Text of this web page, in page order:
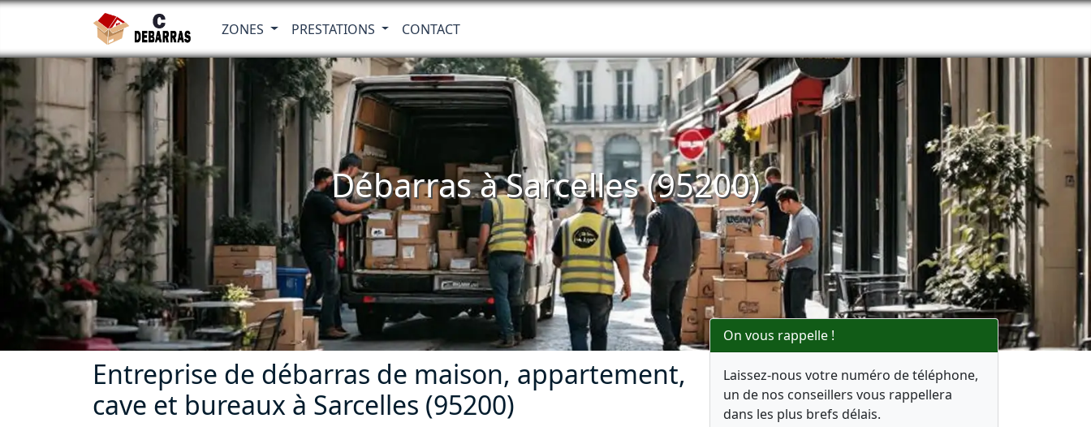
ZONES PRESTATIONS CONTACT
Débarras à Sarcelles (95200)
Entreprise de débarras de maison, appartement,
cave et bureaux à Sarcelles (95200)
On vous rappelle !
Laissez-nous votre numéro de téléphone,
un de nos conseillers vous rappellera
dans les plus brefs délais.